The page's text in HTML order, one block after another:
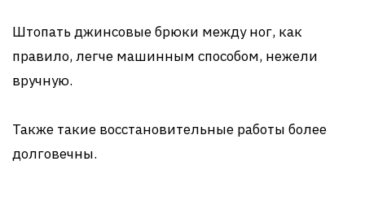
Штопать джинсовые брюки между ног, как
правило, легче машинным способом, нежели
вручную.
Также такие восстановительные работы более
долговечны.